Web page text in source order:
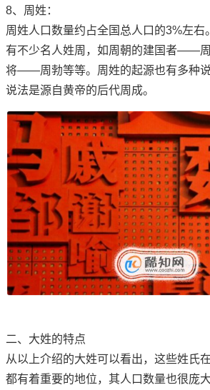
8、周姓：
周姓人口数量约占全国总人口的3%左右
有不少名人姓周，如周朝的建国者——
将——周勃等等。周姓的起源也有多种
说法是源自黄帝的后代周成。
二、大姓的特点
从以上介绍的大姓可以看出，这些姓氏
都有着重要的地位，其人口数量也很庞